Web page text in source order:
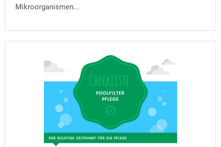
Mikroorganismen...